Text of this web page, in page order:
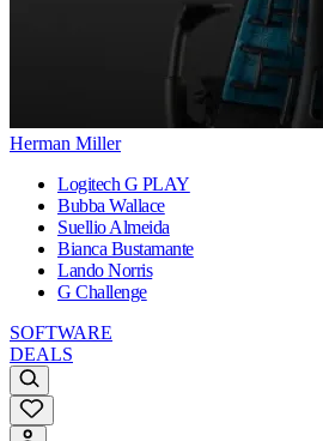
Herman Miller
Logitech G PLAY
Bubba Wallace
Suellio Almeida
Bianca Bustamante
Lando Norris
G Challenge
SOFTWARE
DEALS